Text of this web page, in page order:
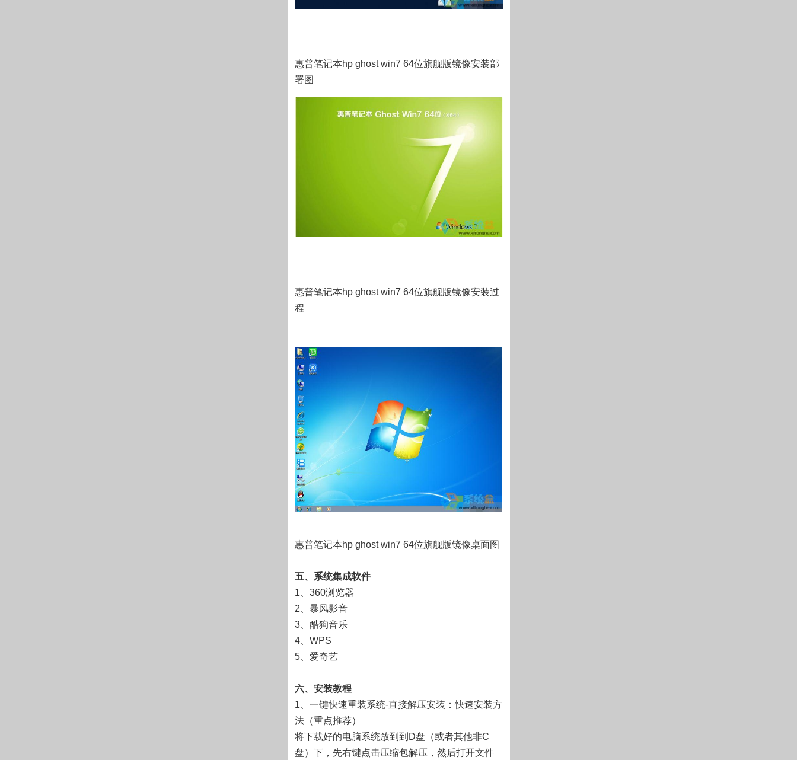
惠普笔记本hp ghost win7 64位旗舰版镜像安装部
署图
惠普笔记本hp ghost win7 64位旗舰版镜像安装过
程
惠普笔记本hp ghost win7 64位旗舰版镜像桌面图
五、系统集成软件
1、360浏览器
2、暴风影音
3、酷狗音乐
4、WPS
5、爱奇艺
六、安装教程
1、一键快速重装系统-直接解压安装：快速安装方
法（重点推荐）
将下载好的电脑系统放到到D盘（或者其他非C
盘）下，先右键点击压缩包解压，然后打开文件